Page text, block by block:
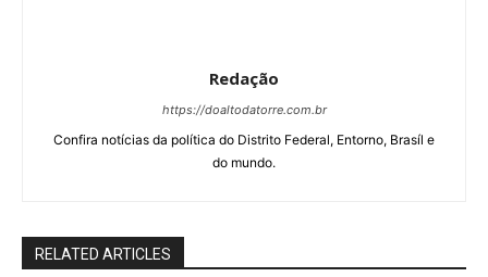
Redação
https://doaltodatorre.com.br
Confira notícias da política do Distrito Federal, Entorno, Brasíl e
do mundo.
RELATED ARTICLES